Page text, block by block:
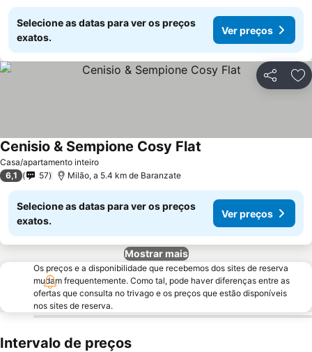
Selecione as datas para ver os preços
exatos.
Ver preços
Partilhar
Casa/apartamento inteiro
Cenisio & Sempione Cosy Flat
6,1 57 Milão, a 5.4 km de Baranzate
Selecione as datas para ver os preços
exatos.
Ver preços
Mostrar mais
Os preços e a disponibilidade que recebemos dos sites de reserva
mudam frequentemente. Como tal, pode haver diferenças entre as
ofertas que consulta no trivago e os preços que estão disponíveis
nos sites de reserva.
Intervalo de preços